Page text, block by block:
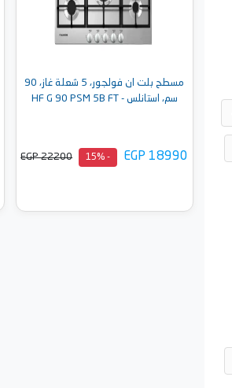
مسطح بلت ان فولجور، 5 شعلة غاز، 90
سم، استانلس - HF G 90 PSM 5B FT
EGP 18990
- 15%
EGP 22200